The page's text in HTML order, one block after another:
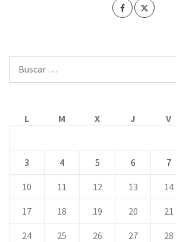
L
M X J V
3 4 5 6 7
10 11 12 13 14
17 18 19 20 21
24 25 26 27 28